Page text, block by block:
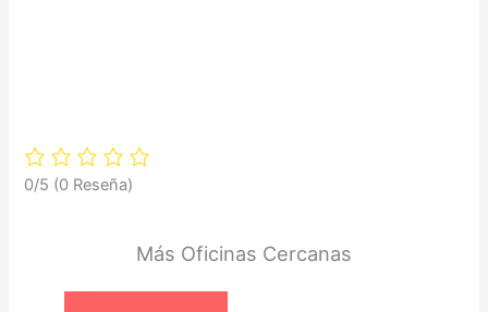
0/5 (0 Reseña)
Más Oficinas Cercanas